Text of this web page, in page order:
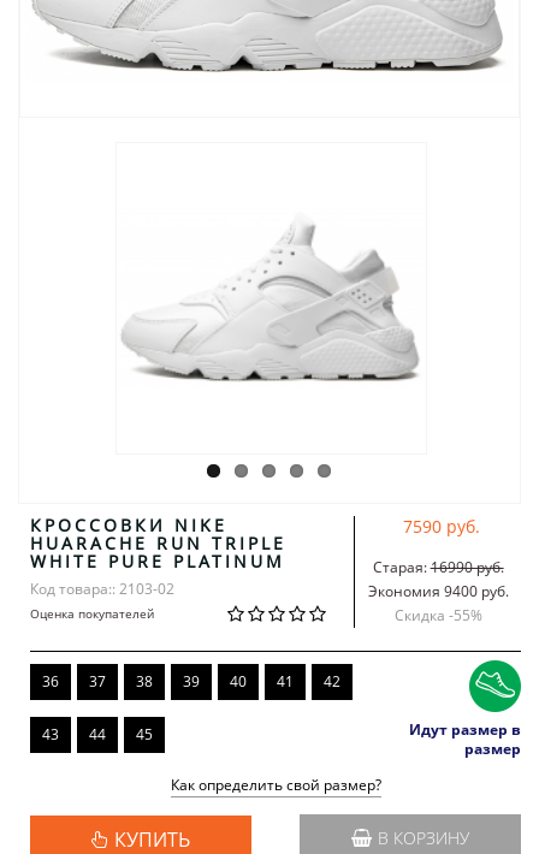
КРОССОВКИ NIKE
HUARACHE RUN TRIPLE
WHITE PURE PLATINUM
Код товара:: 2103-02
Оценка покупателей
7590 руб.
Старая:16990 руб.
Экономия 9400 руб.
Скидка -55%
36 37 38 39 40 41 42
43 44 45
Идут размер в
размер
Как определить свой размер?
КУПИТЬ В КОРЗИНУ